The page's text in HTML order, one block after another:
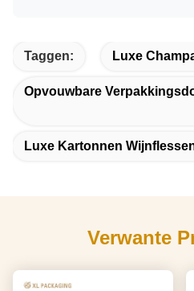
Taggen: Luxe
Opvouwbare
Luxe Kartonnen
Verwante